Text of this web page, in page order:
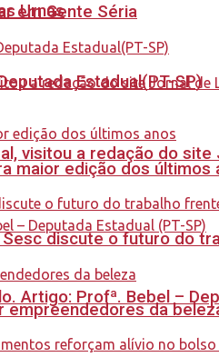
Urnas
visitou a redação do site
Artigo: Profª. Bebel –
em Gente Séria
Estadual(PT-SP)
maior edição dos últimos
discute o futuro do
empreendedores da